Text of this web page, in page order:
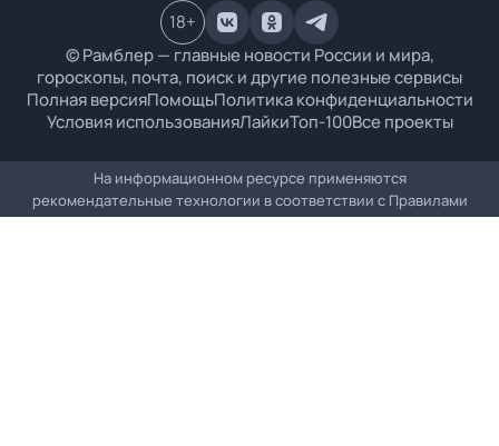
© Рамблер — главные новости России и мира,
гороскопы, почта, поиск и другие полезные сервисы
Полная версияПомощьПолитика конфиденциальности
Условия использованияЛайкиТоп-100Все проекты
18+
На информационном ресурсе применяются
рекомендательные технологии в соответствии с Правилами